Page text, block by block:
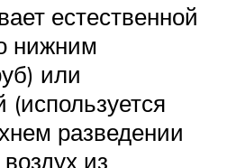
естественной
нижним
или
(используется
разведении
из